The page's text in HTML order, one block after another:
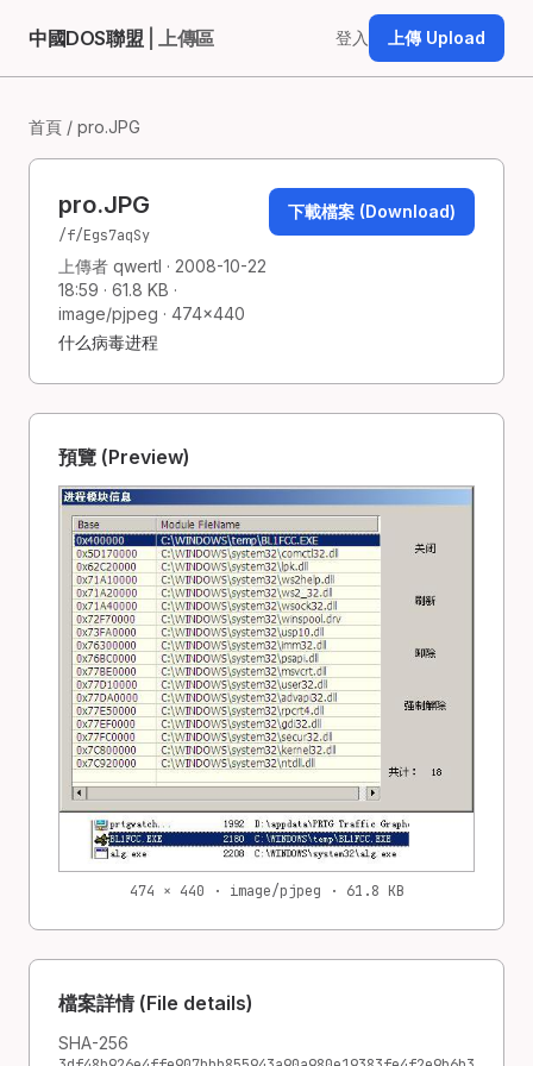
中國DOS聯盟 | 上傳區 登入 上傳 Upload
首頁 / pro.JPG
pro.JPG
/f/Egs7aqSy
上傳者 qwertl · 2008-10-22
18:59 · 61.8 KB ·
image/pjpeg · 474×440
什么病毒进程
下載檔案 (Download)
預覽 (Preview)
474 × 440 · image/pjpeg · 61.8 KB
檔案詳情 (File details)
SHA-256